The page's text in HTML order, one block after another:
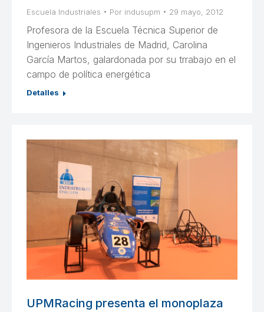
Escuela Industriales Por indusupm 29 mayo, 2012
Profesora de la Escuela Técnica Superior de
Ingenieros Industriales de Madrid, Carolina
García Martos, galardonada por su trrabajo en el
campo de política energética
Detalles
UPMRacing presenta el monoplaza